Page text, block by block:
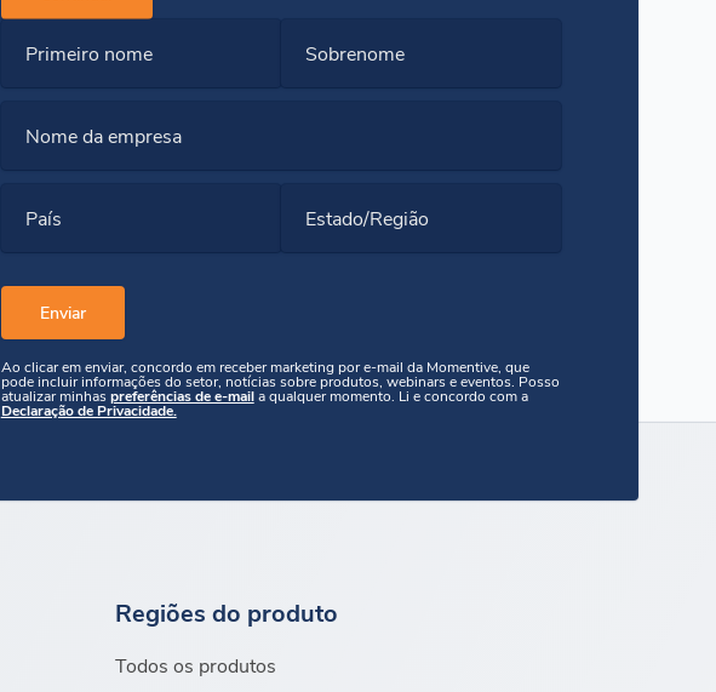
Primeiro nome Sobrenome
Nome da empresa
País Estado/Região
Ao clicar em enviar, concordo em receber marketing por e-mail da Momentive, que
pode incluir informações do setor, notícias sobre produtos, webinars e eventos. Posso
atualizar minhaspreferências de e-maila qualquer momento. Li e concordo com a
Declaração de Privacidade.
Regiões do produto
Todos os produtos